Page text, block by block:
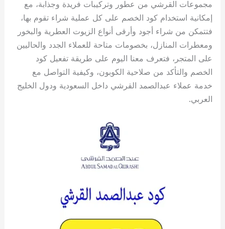
مجموعات القرشي من عطور وتركيبات فريدة وجذابة، مع
إمكانية استخدام كود الخصم على كل عملية شراء تقوم بها،
فتتمكن من شراء أجود وأرقى أنواع الزيوت العطرية والبخور
ومعطرات المنازل، بخصومات متاحة للعملاء الجدد والحاليين
على المتجر، فتعرف معنا اليوم على طريقة تفعيل كود
الخصم والتأكد من صلاحية الكوبون، وكيفية التواصل مع
خدمة عملاء عبدالصمد القرشي داخل السعودية ودول الخليج
العربي.